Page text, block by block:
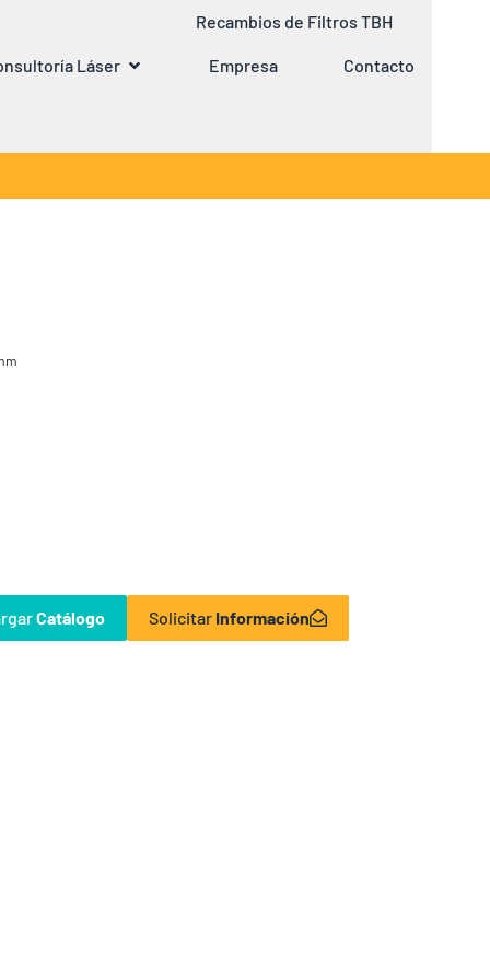
Recambios de Filtros TBH
Láser Empresa Contacto
Catálogo Solicitar Información